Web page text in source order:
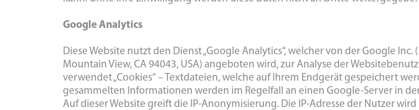
Google Analytics
Diese Website nutzt den Dienst „Google Analytics“, welcher von der Google
Mountain View, CA 94043, USA) angeboten wird, zur Analyse der
verwendet „Cookies“ – Textdateien, welche auf Ihrem Endgerät gespeichert
gesammelten Informationen werden im Regelfall an einen Google-Server in
Auf dieser Website greift die IP-Anonymisierung. Die IP-Adresse der Nutzer